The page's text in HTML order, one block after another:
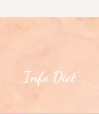
Info Diet'